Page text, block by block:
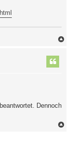
Dennoch